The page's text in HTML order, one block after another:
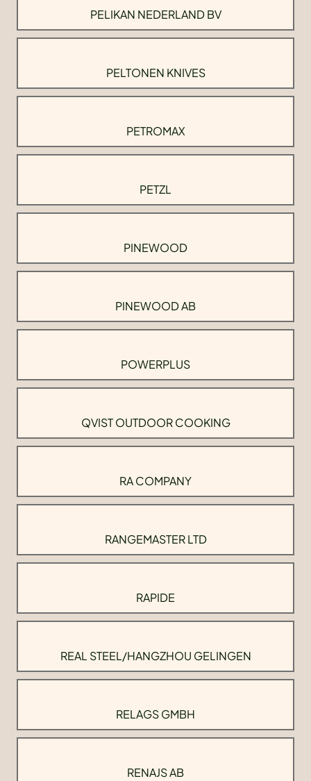
PELIKAN NEDERLAND BV
PELTONEN KNIVES
PETROMAX
PETZL
PINEWOOD
PINEWOOD AB
POWERPLUS
QVIST OUTDOOR COOKING
RA COMPANY
RANGEMASTER LTD
RAPIDE
REAL STEEL/HANGZHOU GELINGEN
RELAGS GMBH
RENAJS AB